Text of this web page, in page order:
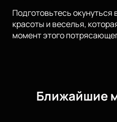
Подготовьтесь
красоты и веселья,
момент этого
Ближайшие